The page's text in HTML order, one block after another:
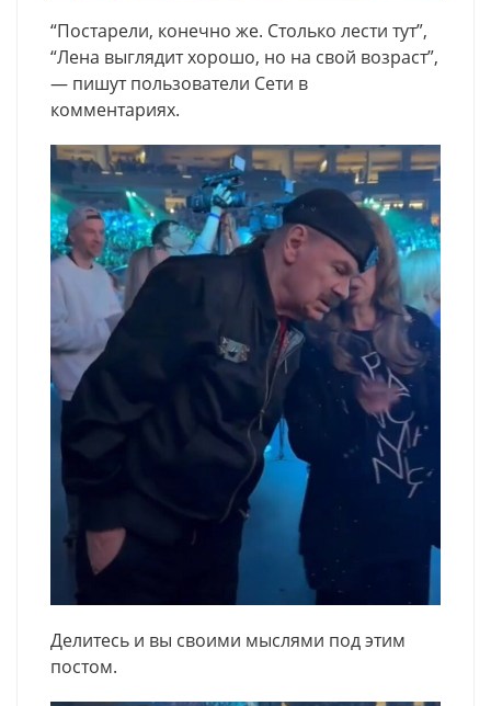
“Постарели, конечно же. Столько лести тут”,
“Лена выглядит хорошо, но на свой возраст”,
— пишут пользователи Сети в
комментариях.
Делитесь и вы своими мыслями под этим
постом.